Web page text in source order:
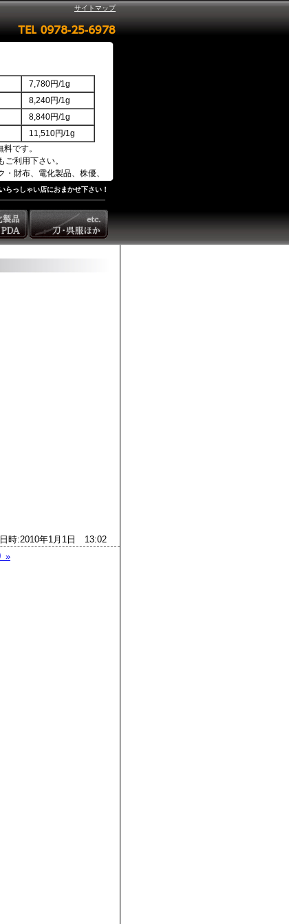
サイトマップ
7,780円/1g
8,240円/1g
8,840円/1g
11,510円/1g
です。
利用下さい。
財布、電化製品、株優、
らっしゃい店におまかせ下さい！
日時:2010年1月1日 13:02
»